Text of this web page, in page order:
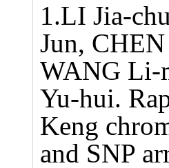
1.LI Jia-
Jun,
WANG Li-
Yu-hui.
Keng
and SNP